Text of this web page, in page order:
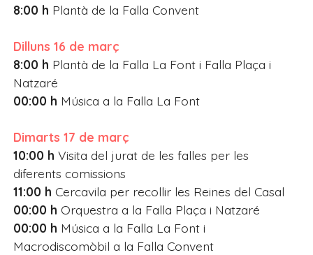
8:00 h Plantà de la Falla Convent
Dilluns 16 de març
8:00 h Plantà de la Falla La Font i Falla Plaça i
Natzaré
00:00 h Música a la Falla La Font
Dimarts 17 de març
10:00 h Visita del jurat de les falles per les
diferents comissions
11:00 h Cercavila per recollir les Reines del Casal
00:00 h Orquestra a la Falla Plaça i Natzaré
00:00 h Música a la Falla La Font i
Macrodiscomòbil a la Falla Convent